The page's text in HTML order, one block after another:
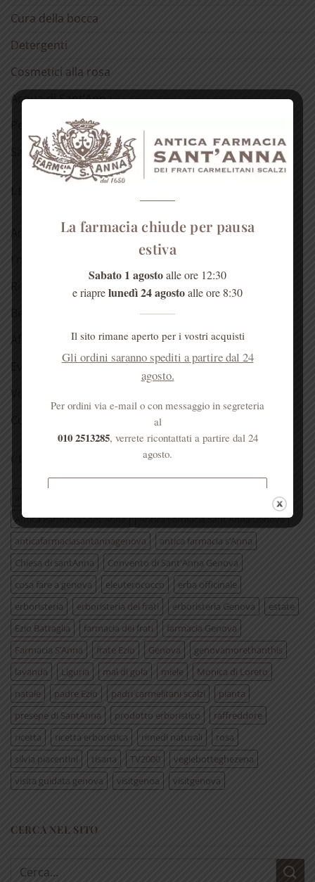
Cura della bocca
Detergenti
Cosmetici alla rosa
Acqua di Sant’Anna
Per la casa
Salute dell’anima
LE NOSTRE RUBRICHE
Antica spezieria
I nostri consigli
Aforismi
Eventi
Video
Curiosità
CERCA PER TAG ARTICOLI
Antica Farmacia Sant'Anna
Antica Farmacia Sant'Anna Genova
anticafarmaciasantannagenova
antica farmacia s’Anna
Chiesa di santAnna
Convento di Sant'Anna Genova
cosa fare a genova
eleuterococco
erba officinale
erboristeria
erboristeria dei frati erboristeria Genova
estate
Ezio Battaglia
farmacia dei frati
farmacia Genova
Farmacia S’Anna
frate Ezio Genova
genovamorethanthis
lavanda
Liguria mal di gola miele
Monica di Loreto
natale
padre Ezio padri carmelitani scalzi
pianta
presepe di SantAnna
prodotto erboristico
raffreddore
ricetta
ricetta erboristica rimedi naturali
rosa
silvia piacentini
tisana TV2000
vegiebotteghezena
visita guidata genova
visitgenoa visitgenova
CERCA NEL SITO
Cerca:
La farmacia chiude per pausa
estiva
Sabato 1 agostoalle ore 12:30
e riaprelunedì 24 agostoalle ore 8:30
Il sito rimane aperto per i vostri acquisti
Gli ordini saranno spediti a partire dal 24
agosto.
Per ordini via e-mail o con messaggio in segreteria
al
010 2513285, verrete ricontattati a partire dal 24
agosto.
superiori a € 50